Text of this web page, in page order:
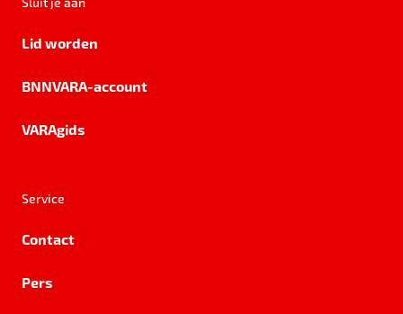
Lid worden
BNNVARA-account
VARAgids
Service
Contact
Pers